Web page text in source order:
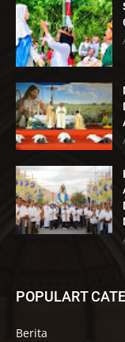
POPULART
Berita